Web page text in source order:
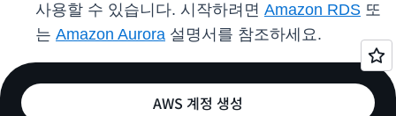
사용할 수 있습니다. 시작하려면 Amazon RDS 또
는 Amazon Aurora 설명서를 참조하세요.
AWS 계정 생성